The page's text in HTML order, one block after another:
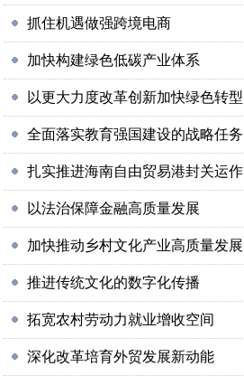
抓住机遇做强跨境电商
加快构建绿色低碳产业体系
以更大力度改革创新加快绿色转型
全面落实教育强国建设的战略任务
扎实推进海南自由贸易港封关运作
以法治保障金融高质量发展
加快推动乡村文化产业高质量发展
推进传统文化的数字化传播
拓宽农村劳动力就业增收空间
深化改革培育外贸发展新动能